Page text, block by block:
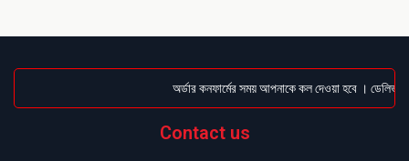
অর্ডার কনফার্মের সময় আপনাকে কল দেওয়া হবে ।
Contact us